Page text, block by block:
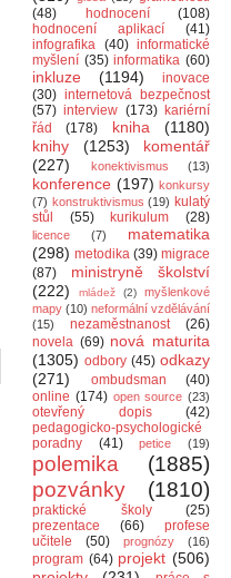
(48)
hodnocení
(108)
hodnocení aplikací
(41)
infografika (40) informatické
myšlení (35) informatika (60)
inkluze (1194)
inovace
(30) internetová bezpečnost
(57) interview (173) kariérní
řád
(178) kniha
(1180)
knihy
(1253)
komentář
(227)
konektivismus (13)
konference (197) konkursy
(7) konstruktivismus (19) kulatý
stůl
(55) kurikulum (28)
licence (7)
matematika
(298) metodika (39) migrace
(87)
ministryně školství
(222)
mládež (2)
myšlenkové
mapy (10) neformální vzdělávání
(15)
nezaměstnanost
(26)
novela (69) nová maturita
(1305) odbory (45) odkazy
(271)
ombudsman
(40)
online (174) open source (23)
otevřený dopis
(42)
pedagogicko-psychologické
poradny
(41) petice (19)
polemika
(1885)
pozvánky
(1810)
praktické školy
(25)
prezentace
(66)
profese
učitele
(50) prognózy (16)
program (64) projekt (506)